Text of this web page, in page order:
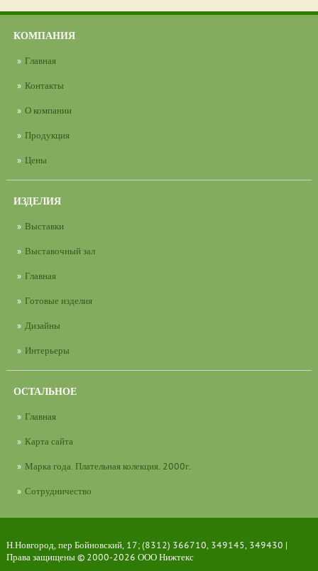
КОМПАНИЯ
Главная
Контакты
О компании
Продукция
Цены
ИЗДЕЛИЯ
Выставки
Выставочный зал
Главная
Готовые изделия
Дизайны
Интерьеры
ОСТАЛЬНОЕ
Главная
Карта сайта
Марка года. Плательная колекция. 2000г.
Сотрудничество
Н.Новгород, пер Бойновский, 17; (8312) 366710, 349145, 349430 |
Права защищены © 2000-2026 ООО Нижтекс